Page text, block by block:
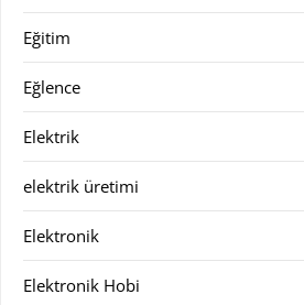
Eğitim
Eğlence
Elektrik
elektrik üretimi
Elektronik
Elektronik Hobi